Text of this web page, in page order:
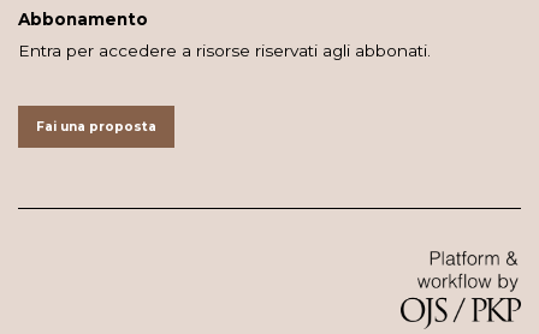
Abbonamento
Entra per accedere a risorse riservati agli abbonati.
Fai una proposta